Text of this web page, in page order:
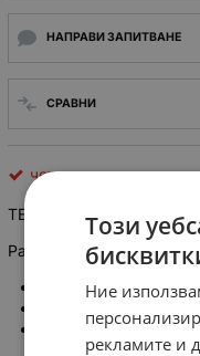
НАПРАВИ ЗАПИТВАНЕ
СРАВНИ
четки за ел. двигател
TE-1221 комплект 2бр.
Размер: 6,2 X 10 X 14 мм,
Spare Part code:
Size: 6.2*10*14mm
Този
Ние
рекламите и